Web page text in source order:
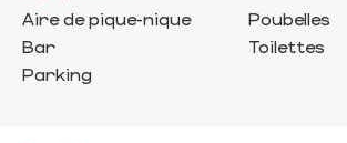
Aire de pique-nique
Bar
Parking
Poubelles
Toilettes